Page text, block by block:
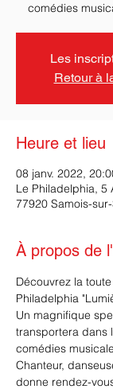
comédies
Les
Retour à
Heure et lieu
08 janv. 2022,
Le Philadelphia, 5
77920 Samois-
À propos de
Découvrez la
Philadelphia
Un magnifique
transportera dans
comédies
Chanteur,
donne rendez-